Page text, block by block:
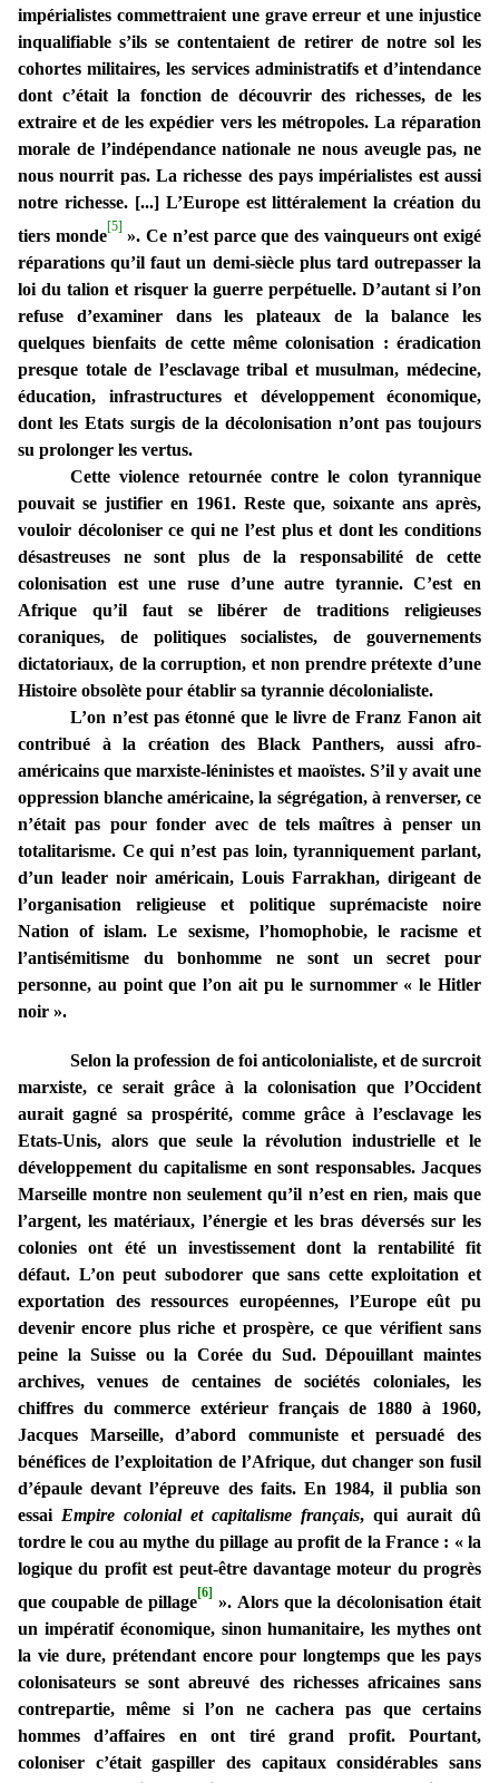
impérialistes commettraient une grave erreur et une injustice
inqualifiable s’ils se contentaient de retirer de notre sol les
cohortes militaires, les services administratifs et d’intendance
dont c’était la fonction de découvrir des richesses, de les
extraire et de les expédier vers les métropoles. La réparation
morale de l’indépendance nationale ne nous aveugle pas, ne
nous nourrit pas. La richesse des pays impérialistes est aussi
notre richesse. [...] L’Europe est littéralement la création du
tiers monde[5]». Ce n’est parce que des vainqueurs ont exigé
réparations qu’il faut un demi-siècle plus tard outrepasser la
loi du talion et risquer la guerre perpétuelle. D’autant si l’on
refuse d’examiner dans les plateaux de la balance les
quelques bienfaits de cette même colonisation : éradication
presque totale de l’esclavage tribal et musulman, médecine,
éducation, infrastructures et développement économique,
dont les Etats surgis de la décolonisation n’ont pas toujours
su prolonger les vertus.
Cette violence retournée contre le colon tyrannique
pouvait se justifier en 1961. Reste que, soixante ans après,
vouloir décoloniser ce qui ne l’est plus et dont les conditions
désastreuses ne sont plus de la responsabilité de cette
colonisation est une ruse d’une autre tyrannie. C’est en
Afrique qu’il faut se libérer de traditions religieuses
coraniques, de politiques socialistes, de gouvernements
dictatoriaux, de la corruption, et non prendre prétexte d’une
Histoire obsolète pour établir sa tyrannie décolonialiste.
L’on n’est pas étonné que le livre de Franz Fanon ait
contribué à la création des Black Panthers, aussi afro-
américains que marxiste-léninistes et maoïstes. S’il y avait une
oppression blanche américaine, la ségrégation, à renverser, ce
n’était pas pour fonder avec de tels maîtres à penser un
totalitarisme. Ce qui n’est pas loin, tyranniquement parlant,
d’un leader noir américain, Louis Farrakhan, dirigeant de
l’organisation religieuse et politique suprémaciste noire
Nation of islam. Le sexisme, l’homophobie, le racisme et
l’antisémitisme du bonhomme ne sont un secret pour
personne, au point que l’on ait pu le surnommer « le Hitler
noir ».
Selon la profession de foi anticolonialiste, et de surcroit
marxiste, ce serait grâce à la colonisation que l’Occident
aurait gagné sa prospérité, comme grâce à l’esclavage les
Etats-Unis, alors que seule la révolution industrielle et le
développement du capitalisme en sont responsables. Jacques
Marseille montre non seulement qu’il n’est en rien, mais que
l’argent, les matériaux, l’énergie et les bras déversés sur les
colonies ont été un investissement dont la rentabilité fit
défaut. L’on peut subodorer que sans cette exploitation et
exportation des ressources européennes, l’Europe eût pu
devenir encore plus riche et prospère, ce que vérifient sans
peine la Suisse ou la Corée du Sud. Dépouillant maintes
archives, venues de centaines de sociétés coloniales, les
chiffres du commerce extérieur français de 1880 à 1960,
Jacques Marseille, d’abord communiste et persuadé des
bénéfices de l’exploitation de l’Afrique, dut changer son fusil
d’épaule devant l’épreuve des faits. En 1984, il publia son
essai Empire colonial et capitalisme français, qui aurait dû
tordre le cou au mythe du pillage au profit de la France : « la
logique du profit est peut-être davantage moteur du progrès
que coupable de pillage[6] ». Alors que la décolonisation était
un impératif économique, sinon humanitaire, les mythes ont
la vie dure, prétendant encore pour longtemps que les pays
colonisateurs se sont abreuvé des richesses africaines sans
contrepartie, même si l’on ne cachera pas que certains
hommes d’affaires en ont tiré grand profit. Pourtant,
coloniser c’était gaspiller des capitaux considérables sans